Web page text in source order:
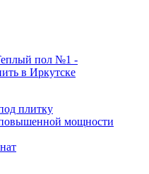
плитку
мощности